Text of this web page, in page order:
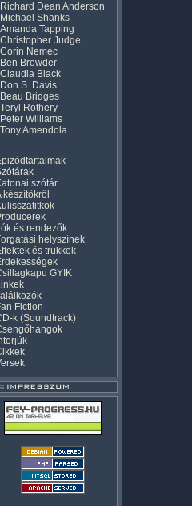
Richard Dean Anderson
Michael Shanks
Amanda Tapping
Christopher Judge
Corin Nemec
Ben Browder
Claudia Black
Don S. Davis
Beau Bridges
Teryl Rothery
Peter Williams
Tony Amendola
szótár
készítőkről
és rendezők
helyszínek
és trükkök
GYIK
Fiction
k (Soundtrack)